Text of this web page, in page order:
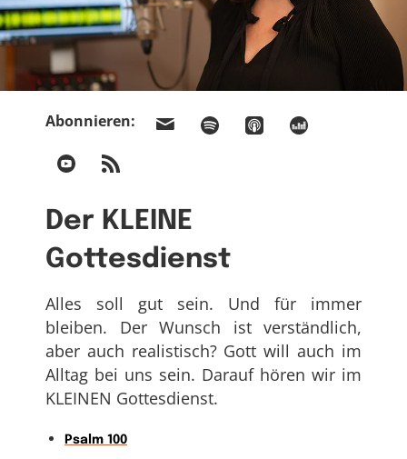
Abonnieren:
Der KLEINE
Gottesdienst
Alles soll gut sein. Und für immer
bleiben. Der Wunsch ist verständlich,
aber auch realistisch? Gott will auch im
Alltag bei uns sein. Darauf hören wir im
KLEINEN Gottesdienst.
Psalm 100